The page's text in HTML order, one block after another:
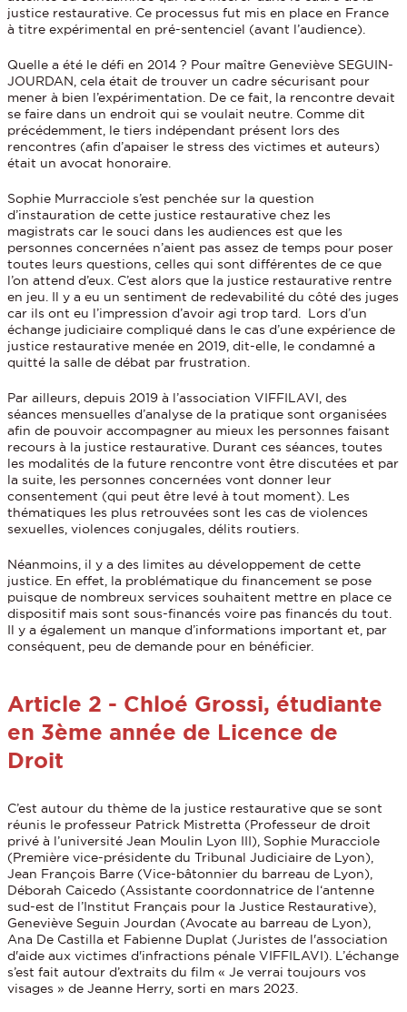
justice restaurative. Ce processus fut mis en place en France
à titre expérimental en pré-sentenciel (avant l’audience).
Quelle a été le défi en 2014 ? Pour maître Geneviève SEGUIN-
JOURDAN, cela était de trouver un cadre sécurisant pour
mener à bien l’expérimentation. De ce fait, la rencontre devait
se faire dans un endroit qui se voulait neutre. Comme dit
précédemment, le tiers indépendant présent lors des
rencontres (afin d’apaiser le stress des victimes et auteurs)
était un avocat honoraire.
Sophie Murracciole s’est penchée sur la question
d’instauration de cette justice restaurative chez les
magistrats car le souci dans les audiences est que les
personnes concernées n’aient pas assez de temps pour poser
toutes leurs questions, celles qui sont différentes de ce que
l’on attend d’eux. C’est alors que la justice restaurative rentre
en jeu. Il y a eu un sentiment de redevabilité du côté des juges
car ils ont eu l’impression d’avoir agi trop tard. Lors d’un
échange judiciaire compliqué dans le cas d’une expérience de
justice restaurative menée en 2019, dit-elle, le condamné a
quitté la salle de débat par frustration.
Par ailleurs, depuis 2019 à l’association VIFFILAVI, des
séances mensuelles d’analyse de la pratique sont organisées
afin de pouvoir accompagner au mieux les personnes faisant
recours à la justice restaurative. Durant ces séances, toutes
les modalités de la future rencontre vont être discutées et par
la suite, les personnes concernées vont donner leur
consentement (qui peut être levé à tout moment). Les
thématiques les plus retrouvées sont les cas de violences
sexuelles, violences conjugales, délits routiers.
Néanmoins, il y a des limites au développement de cette
justice. En effet, la problématique du financement se pose
puisque de nombreux services souhaitent mettre en place ce
dispositif mais sont sous-financés voire pas financés du tout.
Il y a également un manque d’informations important et, par
conséquent, peu de demande pour en bénéficier.
Article 2 - Chloé Grossi, étudiante
en 3ème année de Licence de
Droit
C’est autour du thème de la justice restaurative que se sont
réunis le professeur Patrick Mistretta (Professeur de droit
privé à l’université Jean Moulin Lyon III), Sophie Muracciole
(Première vice-présidente du Tribunal Judiciaire de Lyon),
Jean François Barre (Vice-bâtonnier du barreau de Lyon),
Déborah Caicedo (Assistante coordonnatrice de l‘antenne
sud-est de l’Institut Français pour la Justice Restaurative),
Geneviève Seguin Jourdan (Avocate au barreau de Lyon),
Ana De Castilla et Fabienne Duplat (Juristes de l'association
d'aide aux victimes d'infractions pénale VIFFILAVI). L’échange
s’est fait autour d’extraits du film « Je verrai toujours vos
visages » de Jeanne Herry, sorti en mars 2023.